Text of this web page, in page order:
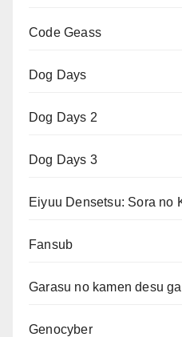
Code Geass
Dog Days
Dog Days 2
Dog Days 3
Eiyuu Densetsu: Sora no
Fansub
Garasu no kamen desu
Genocyber